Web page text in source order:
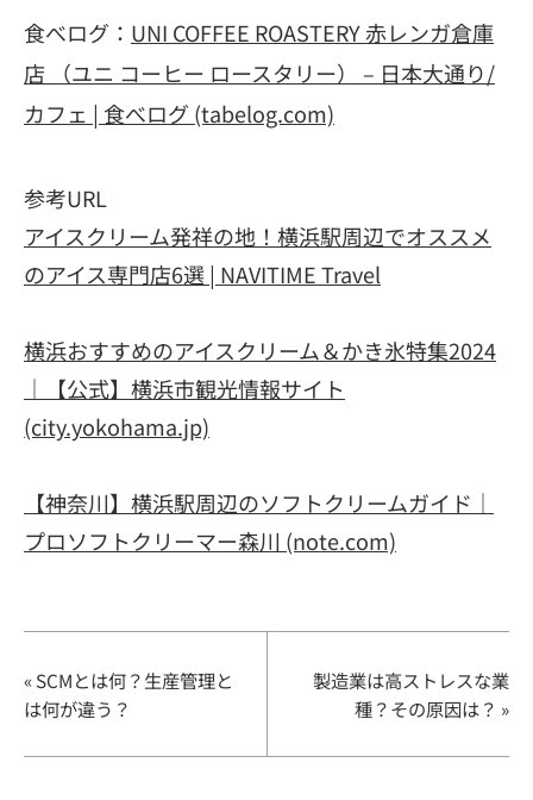
食べログ： UNI COFFEE ROASTERY 赤レンガ倉庫
店 （ユニ コーヒー ロースタリー） – 日本大通り/
カフェ | 食べログ (tabelog.com)
参考URL
アイスクリーム発祥の地！横浜駅周辺でオススメ
のアイス専門店6選 | NAVITIME Travel
横浜おすすめのアイスクリーム＆かき氷特集2024
｜【公式】横浜市観光情報サイト
(city.yokohama.jp)
【神奈川】横浜駅周辺のソフトクリームガイド｜
プロソフトクリーマー森川 (note.com)
製造業は高ストレスな業
種？その原因は？ »
« SCMとは何？生産管理と
は何が違う？